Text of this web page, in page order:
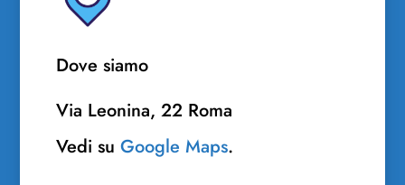
Dove siamo
Via Leonina, 22 Roma
Vedi suGoogle Maps.